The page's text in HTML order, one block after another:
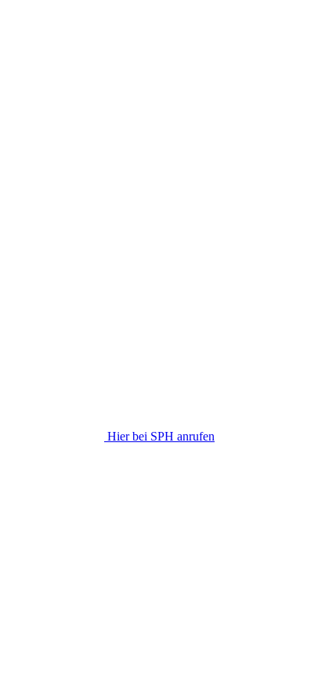
Hier bei SPH anrufen